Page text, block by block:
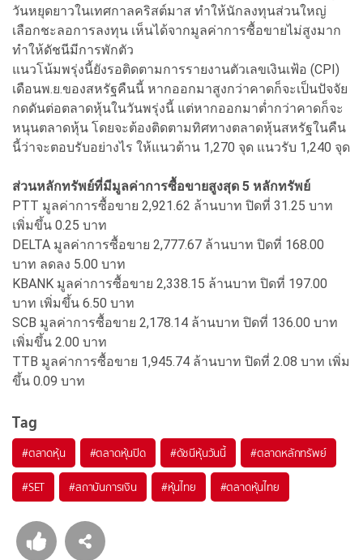
วันหยุดยาวในเทศกาลคริสต์มาส ทำให้นักลงทุนส่วนใหญ่
เลือกชะลอการลงทุน เห็นได้จากมูลค่าการซื้อขายไม่สูงมาก
ทำให้ดัชนีมีการพักตัว
แนวโน้มพรุ่งนี้ยังรอติดตามการรายงานตัวเลขเงินเฟ้อ (CPI)
เดือนพ.ย.ของสหรัฐคืนนี้ หากออกมาสูงกว่าคาดก็จะเป็นปัจจัย
กดดันต่อตลาดหุ้นในวันพรุ่งนี้ แต่หากออกมาต่ำกว่าคาดก็จะ
หนุนตลาดหุ้น โดยจะต้องติดตามทิศทางตลาดหุ้นสหรัฐในคืน
นี้ว่าจะตอบรับอย่างไร ให้แนวต้าน 1,270 จุด แนวรับ 1,240 จุด
ส่วนหลักทรัพย์ที่มีมูลค่าการซื้อขายสูงสุด 5 หลักทรัพย์
PTT มูลค่าการซื้อขาย 2,921.62 ล้านบาท ปิดที่ 31.25 บาท
เพิ่มขึ้น 0.25 บาท
DELTA มูลค่าการซื้อขาย 2,777.67 ล้านบาท ปิดที่ 168.00
บาท ลดลง 5.00 บาท
KBANK มูลค่าการซื้อขาย 2,338.15 ล้านบาท ปิดที่ 197.00
บาท เพิ่มขึ้น 6.50 บาท
SCB มูลค่าการซื้อขาย 2,178.14 ล้านบาท ปิดที่ 136.00 บาท
เพิ่มขึ้น 2.00 บาท
TTB มูลค่าการซื้อขาย 1,945.74 ล้านบาท ปิดที่ 2.08 บาท เพิ่ม
ขึ้น 0.09 บาท
Tag
#ตลาดหุ้น #ตลาดหุ้นปิด #ดัชนีหุ้นวันนี้ #ตลาดหลักทรัพย์
#SET #สถาบันการเงิน #หุ้นไทย #ตลาดหุ้นไทย